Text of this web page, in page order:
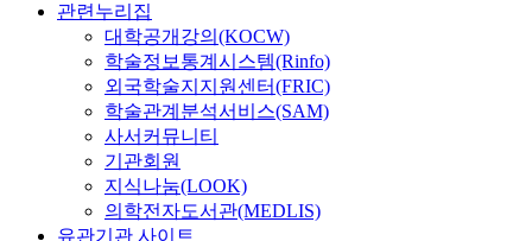
관련누리집
대학공개강의(KOCW)
학술정보통계시스템(Rinfo)
외국학술지지원센터(FRIC)
학술관계분석서비스(SAM)
사서커뮤니티
기관회원
지식나눔(LOOK)
의학전자도서관(MEDLIS)
유관기관 사이트